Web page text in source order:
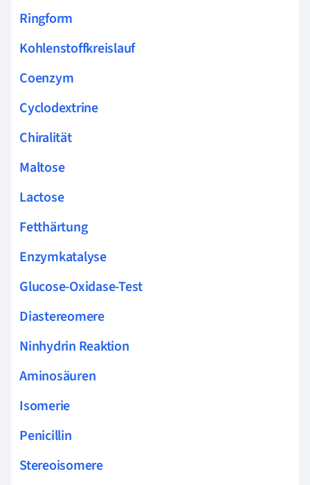
Ringform
Kohlenstoffkreislauf
Coenzym
Cyclodextrine
Chiralität
Maltose
Lactose
Fetthärtung
Enzymkatalyse
Glucose-Oxidase-Test
Diastereomere
Ninhydrin Reaktion
Aminosäuren
Isomerie
Penicillin
Stereoisomere